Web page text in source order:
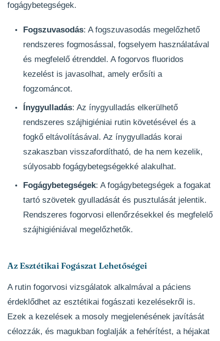
fogágybetegségek.
Fogszuvasodás: A fogszuvasodás megelőzhető
rendszeres fogmosással, fogselyem használatával
és megfelelő étrenddel. A fogorvos fluoridos
kezelést is javasolhat, amely erősíti a
fogzománcot.
Ínygyulladás: Az ínygyulladás elkerülhető
rendszeres szájhigiéniai rutin követésével és a
fogkő eltávolításával. Az ínygyulladás korai
szakaszban visszafordítható, de ha nem kezelik,
súlyosabb fogágybetegségekké alakulhat.
Fogágybetegségek: A fogágybetegségek a fogakat
tartó szövetek gyulladását és pusztulását jelentik.
Rendszeres fogorvosi ellenőrzésekkel és megfelelő
szájhigiéniával megelőzhetők.
Az Esztétikai Fogászat Lehetőségei
A rutin fogorvosi vizsgálatok alkalmával a páciens
érdeklődhet az esztétikai fogászati kezelésekről is.
Ezek a kezelések a mosoly megjelenésének javítását
célozzák, és magukban foglalják a fehérítést, a héjakat